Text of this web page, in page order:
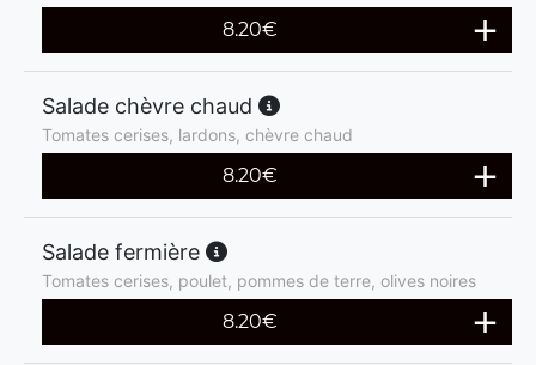
8.20€
Salade chèvre chaud
Tomates cerises, lardons, chèvre chaud
8.20€
Salade fermière
Tomates cerises, poulet, pommes de terre, olives noires
8.20€